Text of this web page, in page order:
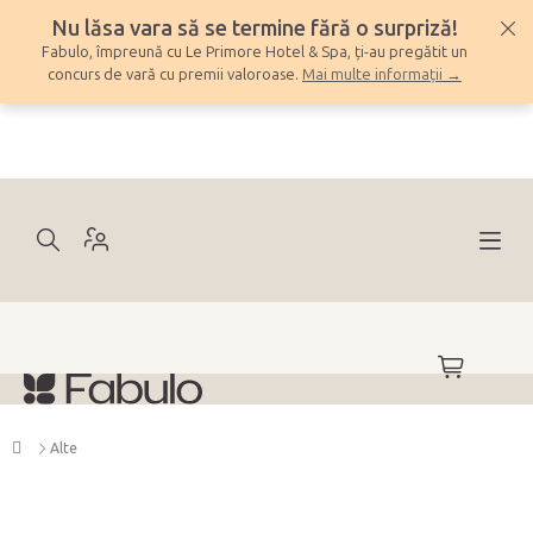
conținut
Nu lăsa vara să se termine fără o surpriză!
Fabulo, împreună cu Le Primore Hotel & Spa, ți-au pregătit un
concurs de vară cu premii valoroase. Mai multe informații →
COŞ
DE
Acasă
Alte